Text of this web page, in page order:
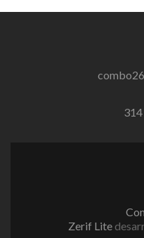
Zerif Lite